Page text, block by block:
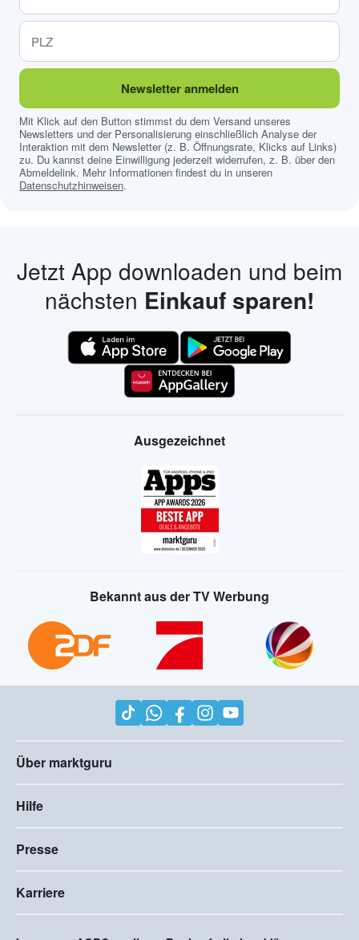
Newsletter anmelden
Mit Klick auf den Button stimmst du dem Versand unseres
Newsletters und der Personalisierung einschließlich Analyse der
Interaktion mit dem Newsletter (z. B. Öffnungsrate, Klicks auf Links)
zu. Du kannst deine Einwilligung jederzeit widerrufen, z. B. über den
Abmeldelink. Mehr Informationen findest du in unseren
Datenschutzhinweisen.
Jetzt App downloaden und beim
nächsten Einkauf sparen!
Ausgezeichnet
Bekannt aus der TV Werbung
Über marktguru
Hilfe
Presse
Karriere